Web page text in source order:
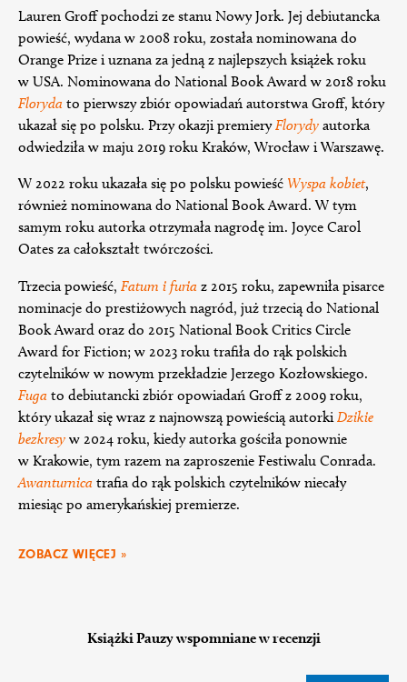
Lauren Groff pochodzi ze stanu Nowy Jork. Jej debiutancka
powieść, wydana w 2008 roku, została nominowana do
Orange Prize i uznana za jedną z najlepszych książek roku
w USA. Nominowana do National Book Award w 2018 roku
Floryda to pierwszy zbiór opowiadań autorstwa Groff, który
ukazał się po polsku. Przy okazji premieryFlorydy autorka
odwiedziła w maju 2019 roku Kraków, Wrocław i Warszawę.
W 2022 roku ukazała się po polsku powieść Wyspa kobiet,
również nominowana do National Book Award. W tym
samym roku autorka otrzymała nagrodę im. Joyce Carol
Oates za całokształt twórczości.
Trzecia powieść, Fatum i furia z 2015 roku, zapewniła pisarce
nominacje do prestiżowych nagród, już trzecią do National
Book Award oraz do 2015 National Book Critics Circle
Award for Fiction; w 2023 roku trafiła do rąk polskich
czytelników w nowym przekładzie Jerzego Kozłowskiego.
Fuga to debiutancki zbiór opowiadań Groff z 2009 roku,
który ukazał się wraz z najnowszą powieścią autorkiDzikie
bezkresy w 2024 roku, kiedy autorka gościła ponownie
w Krakowie, tym razem na zaproszenie Festiwalu Conrada.
Awanturnica trafia do rąk polskich czytelników niecały
miesiąc po amerykańskiej premierze.
ZOBACZ WIĘCEJ »
Książki Pauzy wspomniane w recenzji